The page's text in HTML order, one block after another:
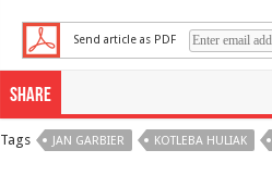
Send article as PDF
Share
Tags JAN GARBIER KOTLEBA HULIAK